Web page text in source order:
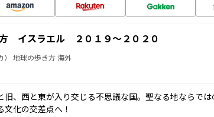
イスラエル ２０１９～２０２０
） 地球の歩き方 海外
旧、西と東が入り交じる不思議な国。聖なる地ならで
化の交差点へ！